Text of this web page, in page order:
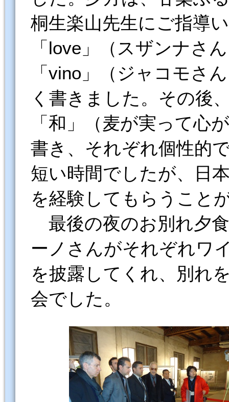
桐生楽山先生にご指導
「love」（スザンナさ
「vino」（ジャコモさ
く書きました。その後
「和」（麦が実って心
書き、それぞれ個性的
短い時間でしたが、日
を経験してもらうこと
最後の夜のお別れ夕
ーノさんがそれぞれワ
を披露してくれ、別れ
会でした。